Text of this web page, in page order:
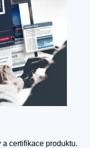
certifikace produktu.